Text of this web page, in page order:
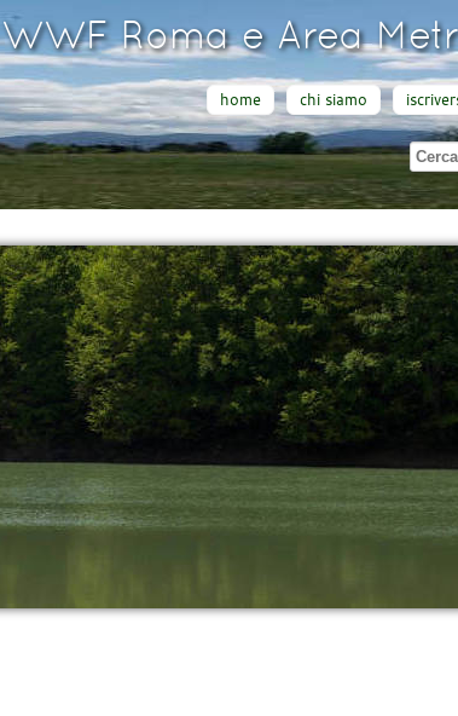
WWF Roma e Area
home chi siamo